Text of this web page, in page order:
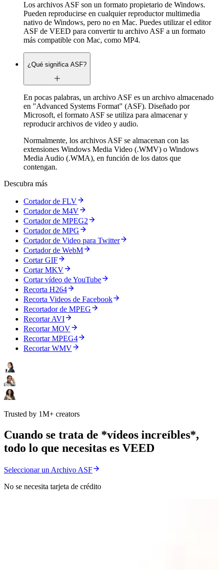
Los archivos ASF son un formato propietario de Windows.
Pueden reproducirse en cualquier reproductor multimedia
nativo de Windows, pero no en Mac. Puedes utilizar el editor
ASF de VEED para convertir tu archivo ASF a un formato
más compatible con Mac, como MP4.
¿Qué significa ASF?
En pocas palabras, un archivo ASF es un archivo almacenado
en "Advanced Systems Format" (ASF). Diseñado por
Microsoft, el formato ASF se utiliza para almacenar y
reproducir archivos de video y audio.
Normalmente, los archivos ASF se almacenan con las
extensiones Windows Media Video (.WMV) o Windows
Media Audio (.WMA), en función de los datos que
contengan.
Descubra más
Cortador de FLV
Cortador de M4V
Cortador de MPEG2
Cortador de MPG
Cortador de Video para Twitter
Cortador de WebM
Cortar GIF
Cortar MKV
Cortar vídeo de YouTube
Recorta H264
Recorta Videos de Facebook
Recortador de MPEG
Recortar AVI
Recortar MOV
Recortar MPEG4
Recortar WMV
Trusted by 1M+ creators
Cuando se trata de *vídeos increíbles*,
todo lo que necesitas es VEED
Seleccionar un Archivo ASF
No se necesita tarjeta de crédito